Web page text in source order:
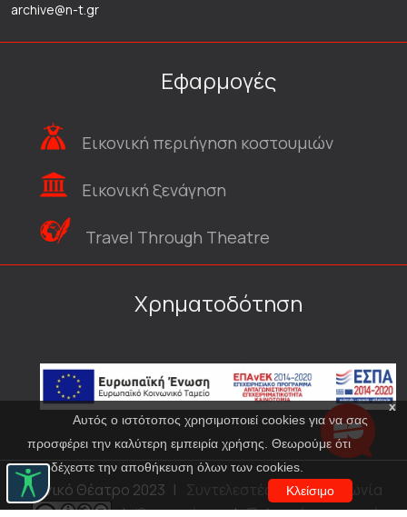
x
Αυτός ο ιστότοπος χρησιμοποιεί cookies για να σας
προσφέρει την καλύτερη εμπειρία χρήσης. Θεωρούμε ότι
αποδέχεστε την αποθήκευση όλων των cookies.
Κλείσιμο
archive@n-t.gr
Εφαρμογές
Εικονική περιήγηση κοστουμιών
Εικονική ξενάγηση
Travel Through Theatre
Χρηματοδότηση
© Εθνικό Θέατρο 2023 | Συντελεστές
Επικοινωνία